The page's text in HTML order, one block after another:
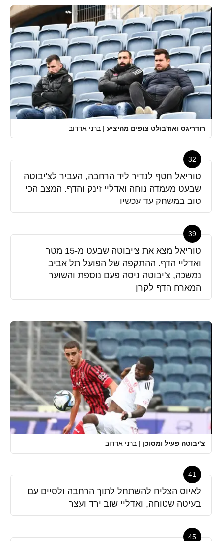
רודריגס ואוז'בולט צופים מהיציע | ברני ארדוב
32
טוריאל חטף לנדיר ליד הרחבה, העביר לצ'יבוטה
שבעט מעמדה נוחה ואדליי זינק והדף. המצב הכי
טוב במשחק עד עכשיו
39
טוריאל מצא את צ'יבוטה שבעט מ-15 מטר
ואדליי הדף. ההתקפה של הפועל תל אביב
נמשכה, צ'יבוטה ניסה פעם נוספת והשוער
המארח הדף לקרן
צ'יבוטה פעיל ומסוכן | ברני ארדוב
41
לאיוס הצליח להשתחל לתוך הרחבה ולסיים עם
בעיטה שטוחה, ואדליי שוב ירד ועצר
45